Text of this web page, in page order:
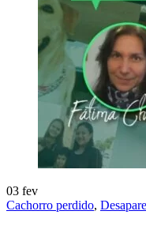
03 fev
Cachorro perdido,